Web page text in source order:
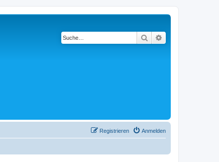
Suche
Anmelden
Registrieren